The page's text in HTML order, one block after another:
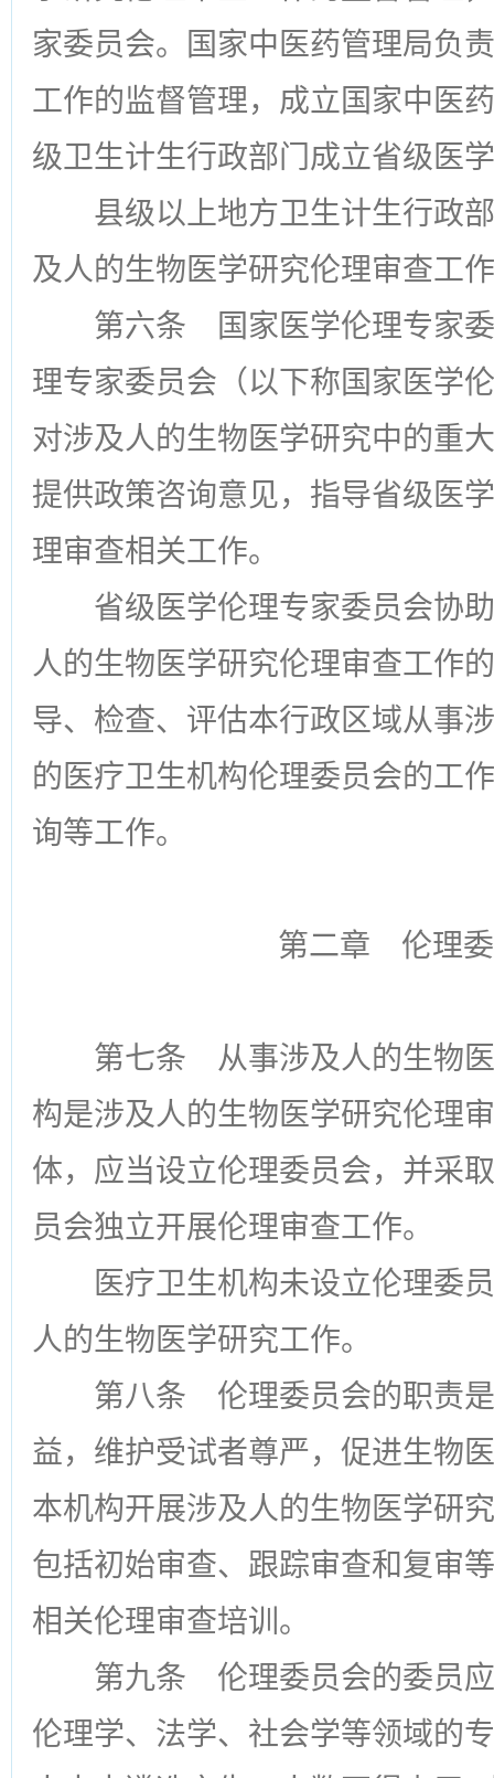
家委员会。国家中医药管理局负
工作的监督管理，成立国家中医
级卫生计生行政部门成立省级医
县级以上地方卫生计生行政
及人的生物医学研究伦理审查工
第六条 国家医学伦理专家
理专家委员会（以下称国家医学
对涉及人的生物医学研究中的重
提供政策咨询意见，指导省级医
理审查相关工作。
省级医学伦理专家委员会协
人的生物医学研究伦理审查工作
导、检查、评估本行政区域从事
的医疗卫生机构伦理委员会的工
询等工作。
第二章 伦理
第七条 从事涉及人的生物
构是涉及人的生物医学研究伦理
体，应当设立伦理委员会，并采
员会独立开展伦理审查工作。
医疗卫生机构未设立伦理委
人的生物医学研究工作。
第八条 伦理委员会的职责
益，维护受试者尊严，促进生物
本机构开展涉及人的生物医学研
包括初始审查、跟踪审查和复审
相关伦理审查培训。
第九条 伦理委员会的委员
伦理学、法学、社会学等领域的